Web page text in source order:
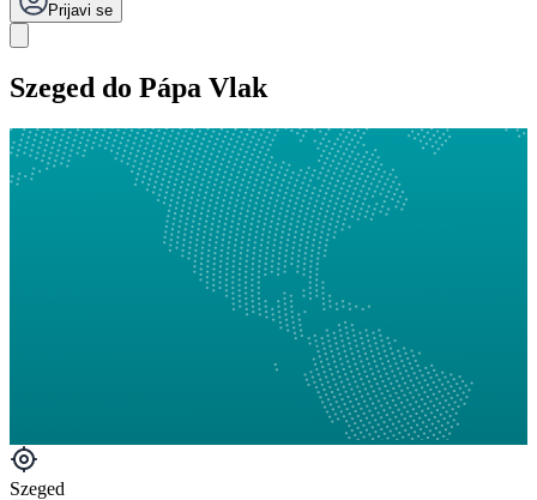
Prijavi se
Szeged do Pápa Vlak
Szeged